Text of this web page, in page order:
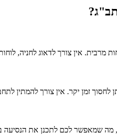
מרבית. אין צורך לדאוג לחניה,
לחסוך זמן יקר. אין צורך להמתין
מה שמאפשר לכם לתכנן את הנסיעה